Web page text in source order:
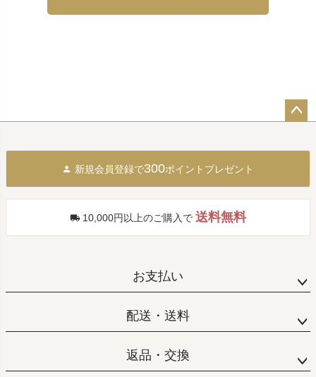
新規会員登録で300ポイントプレゼント
10,000円以上のご購入で 送料無料
お支払い
配送・送料
返品・交換